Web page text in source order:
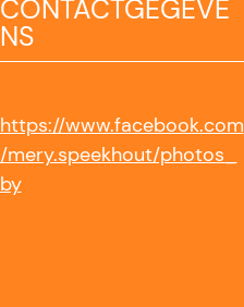
CONTACTGEGEVE
NS
https://www.facebook.com
/mery.speekhout/photos_
by